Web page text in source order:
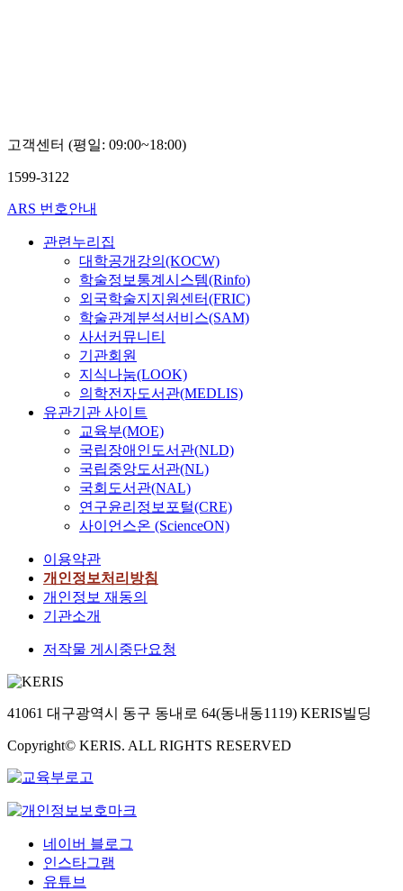
고객센터 (평일: 09:00~18:00)
1599-3122
ARS 번호안내
관련누리집
대학공개강의(KOCW)
학술정보통계시스템(Rinfo)
외국학술지지원센터(FRIC)
학술관계분석서비스(SAM)
사서커뮤니티
기관회원
지식나눔(LOOK)
의학전자도서관(MEDLIS)
유관기관 사이트
교육부(MOE)
국립장애인도서관(NLD)
국립중앙도서관(NL)
국회도서관(NAL)
연구윤리정보포털(CRE)
사이언스온 (ScienceON)
이용약관
개인정보처리방침
개인정보 재동의
기관소개
저작물 게시중단요청
41061 대구광역시 동구 동내로 64(동내동1119) KERIS빌딩
Copyright© KERIS. ALL RIGHTS RESERVED
네이버 블로그
인스타그램
유튜브